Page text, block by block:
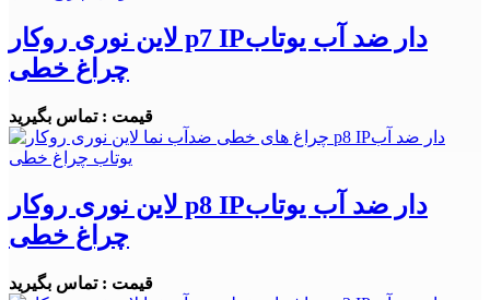
لاین نوری روکار p7 IPدار ضد آب یوتاب
چراغ خطی
قیمت : تماس بگیرید
لاین نوری روکار p8 IPدار ضد آب یوتاب
چراغ خطی
قیمت : تماس بگیرید